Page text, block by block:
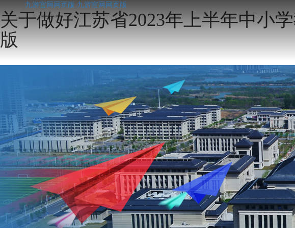
关于做好江苏省2023年上半年中小
版
九游官网网页版 九游官网网页版